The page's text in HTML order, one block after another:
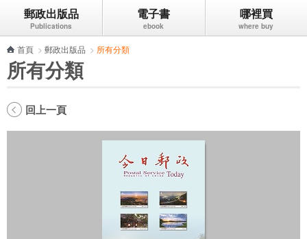
跳到主要內容區塊
郵政出版品 電子書 哪裡買
首頁 > 郵政出版品 > 所有分類
所有分類
回上一頁